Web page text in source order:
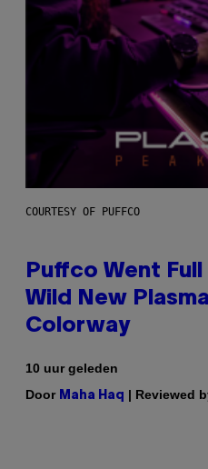
COURTESY OF PUFFCO
Puffco Went
Wild New
Colorway
10 uur geleden
Door Maha Haq | Reviewed